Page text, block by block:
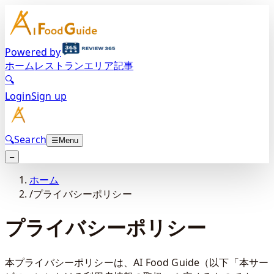
Powered by
ホームレストランエリア記事
🔍
LoginSign up
🔍Search ☰ Menu
–
ホーム
/プライバシーポリシー
プライバシーポリシー
本プライバシーポリシーは、AI Food Guide（以下「本サー